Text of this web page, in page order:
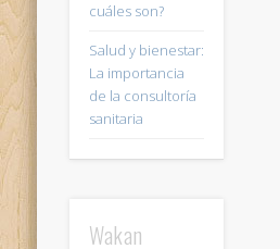
cuáles son?
Salud y bienestar:
La importancia
de la consultoría
sanitaria
Wakan